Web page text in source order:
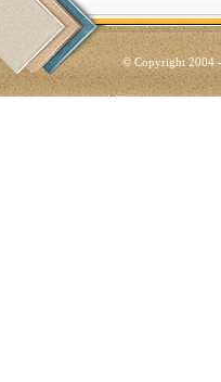
© Copyright 2004